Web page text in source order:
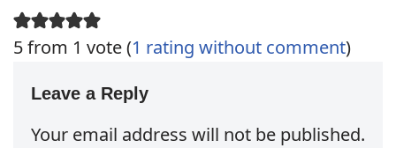
5 from 1 vote (1 rating without comment)
Leave a Reply
Your email address will not be published.